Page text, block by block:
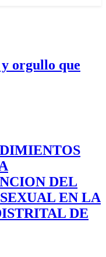
orgullo que
DEL
EN LA
DE